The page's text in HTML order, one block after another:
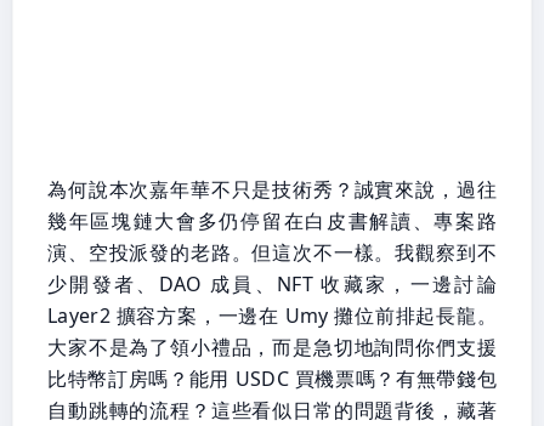
為何說本次嘉年華不只是技術秀？誠實來說，過往
幾年區塊鏈大會多仍停留在白皮書解讀、專案路
演、空投派發的老路。但這次不一樣。我觀察到不
少開發者、DAO 成員、NFT 收藏家，一邊討論
Layer2 擴容方案，一邊在 Umy 攤位前排起長龍。
大家不是為了領小禮品，而是急切地詢問你們支援
比特幣訂房嗎？能用 USDC 買機票嗎？有無帶錢包
自動跳轉的流程？這些看似日常的問題背後，藏著